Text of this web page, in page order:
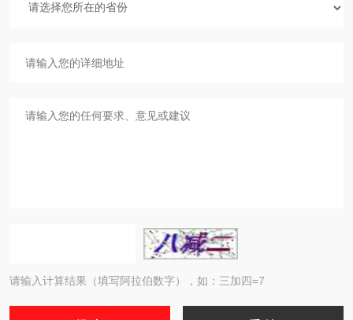
请输入计算结果（填写阿拉伯数字），如：三加四=7